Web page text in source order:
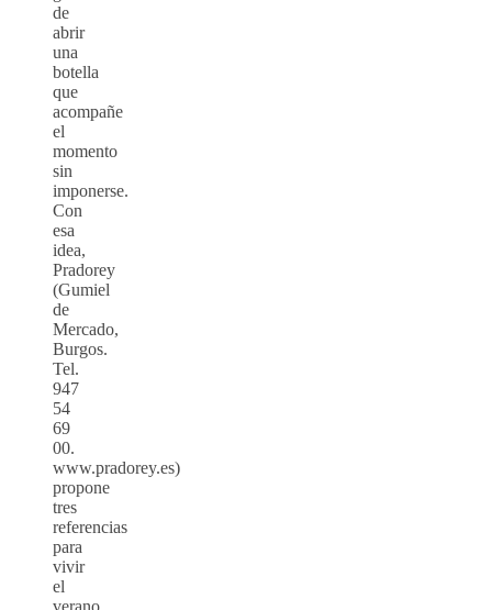
de
abrir
una
botella
que
acompañe
el
momento
sin
imponerse.
Con
esa
idea,
Pradorey
(Gumiel
de
Mercado,
Burgos.
Tel.
947
54
69
00.
www.pradorey.es)
propone
tres
referencias
para
vivir
el